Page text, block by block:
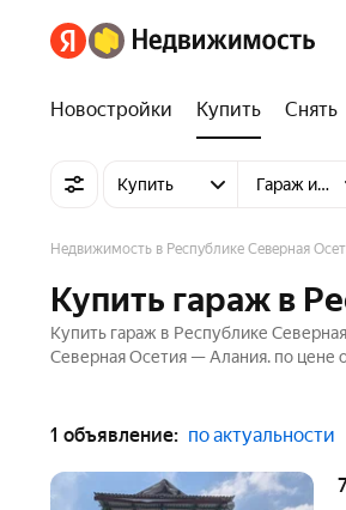
Новостройки Купить Снять
Купить Гараж или
Недвижимость в Республике Северная
Купить гараж в
Купить гараж в Республике
Северная Осетия — Алания. по цене
1 объявление: по актуальности